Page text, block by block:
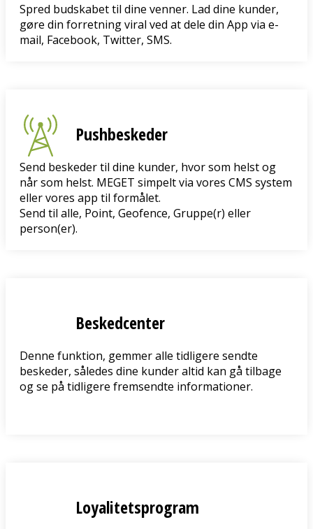
Spred budskabet til dine venner. Lad dine kunder,
gøre din forretning viral ved at dele din App via e-
mail, Facebook, Twitter, SMS.
Pushbeskeder
Send beskeder til dine kunder, hvor som helst og
når som helst. MEGET simpelt via vores CMS system
eller vores app til formålet.
Send til alle, Point, Geofence, Gruppe(r) eller
person(er).
Beskedcenter
Denne funktion, gemmer alle tidligere sendte
beskeder, således dine kunder altid kan gå tilbage
og se på tidligere fremsendte informationer.
Loyalitetsprogram